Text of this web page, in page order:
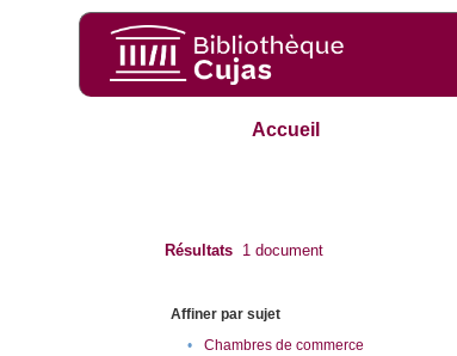
Accueil
Résultats 1 document
Affiner par sujet
•
Chambres de commerce